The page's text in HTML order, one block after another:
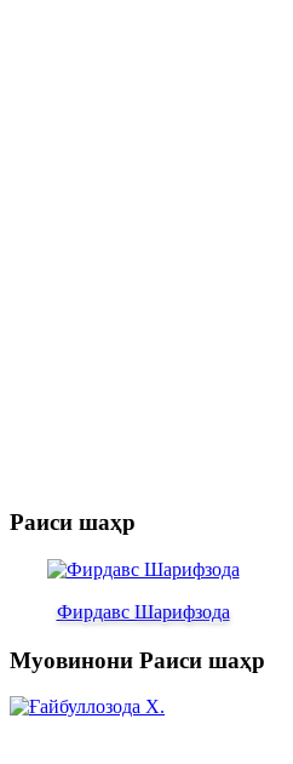
Раиси шаҳр
Фирдавс Шарифзода
Муовинони Раиси шаҳр